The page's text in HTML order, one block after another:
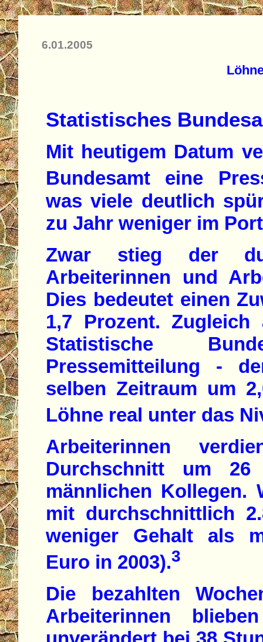
6.01.2005
Statistisches
Mit heutigem Datum
Bundesamt eine
was viele deutlich
zu Jahr weniger im
Zwar stieg der
Arbeiterinnen und
Dies bedeutet einen
1,7 Prozent.
Statistische
Pressemitteilung -
selben Zeitraum um
Löhne real unter das
Arbeiterinnen
Durchschnitt um
männlichen Kollegen.
mit durchschnittlich
weniger Gehalt als
Euro in 2003).3
Die bezahlten
Arbeiterinnen